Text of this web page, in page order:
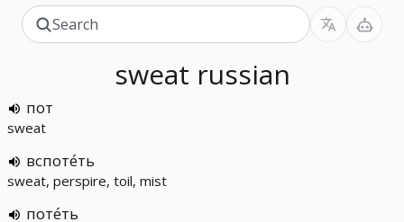
sweat russian
пот
sweat
вспоте́ть
sweat, perspire, toil, mist
поте́ть